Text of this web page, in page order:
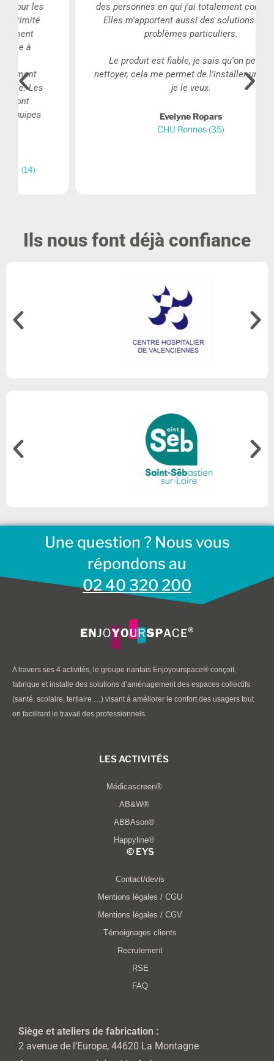
des personnes en qui j'ai totalement confiance.
Elles m'apportent aussi des solutions à des
problèmes particuliers.
Le produit est fiable, je sais qu'on peut le
nettoyer, cela me permet de l'installer un peu où
Evelyne Ropars
CHU Rennes (35)
Ils nous font déjà confiance
Une question ? Nous vous
répondons au
02 40 320 200
A travers ses 4 activités, le groupe nantais Enjoyourspace® conçoit,
fabrique et installe des solutions d’aménagement des espaces collectifs
(santé, scolaire, tertiaire …) visant à améliorer le confort des usagers tout
en facilitant le travail des professionnels.
LES ACTIVITÉS
Médicascreen®
AB&W®
ABBAson®
Happyline®
© EYS​
Contact/devis
Mentions légales / CGU
Mentions légales / CGV
Témoignages clients
Recrutement
RSE
FAQ
Siège et ateliers de fabrication :
2 avenue de l’Europe, 44620 La Montagne